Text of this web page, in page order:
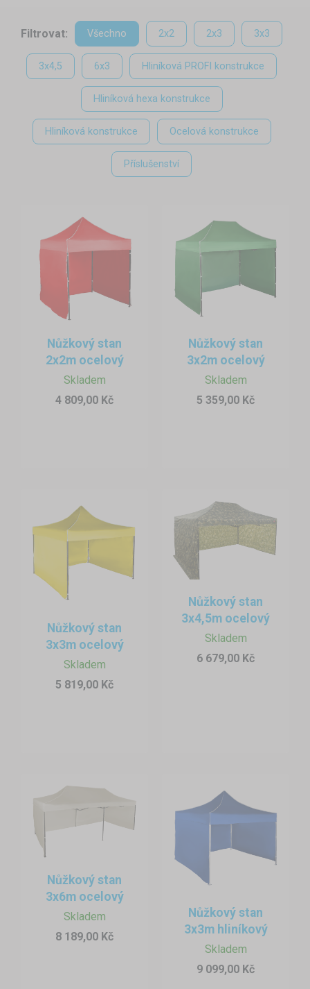
výhody patří především snadná montáž a demontáž,
přenosnost a skladnost. Postavit konstrukci kteréhokoliv
rozměru snadno dokáže i jeden člověk. Nůžkové stany mají
všestranné využití, ať už jako prodejní stánek, zahradní altán,
přístřešek pro auto a mnohé jiné. Možností je opravdu hodně.
K dispozici jsou rozměry od 2x2 až po 6x3 m.
patří k nejprodávanějším. Pro ty nejnáročnější máme kvalitní
hliníkové hexagony. Všechny typy konstrukcí se snadno
rozkládají, jsou odolné a pevné. Při správném kotvení bez
problémů odolají i drsnějším povětrnostním podmínkám.
Montáž, demontáž a ukotvení
Nůžkové stany se vyznačují svou lehkou manipulaci. Montáž
a demontáž zvládne během pár minut i méně zručná osoba.
Manipulaci s nůžkovými stany lehce zvládnou i ženy. Střešní
plachtu po prvním nasazení na konstrukci lze ponechat
upevněnou na stanu i déle. Chcete-li nůžkový stan uzavřít, k
Nůžkové stany nevyžadují speciální uskladnění. Střešní
plachtu doporučujeme před delším uskladněním pořádně
Filtrovat: Všechno 2x2 2x3 3x3
3x4,5 6x3 Hliníková PROFI konstrukce
Hliníková hexa konstrukce
Hliníková konstrukce Ocelová konstrukce
Příslušenství
Nůžkový stan
2x2m ocelový
Skladem
4 809,00 Kč
Nůžkový stan
3x2m ocelový
Skladem
5 359,00 Kč
Nůžkový stan
3x3m ocelový
Skladem
5 819,00 Kč
Nůžkový stan
3x4,5m ocelový
Skladem
6 679,00 Kč
Nůžkový stan
3x6m ocelový
Skladem
8 189,00 Kč
Nůžkový stan
3x3m hliníkový
Skladem
9 099,00 Kč